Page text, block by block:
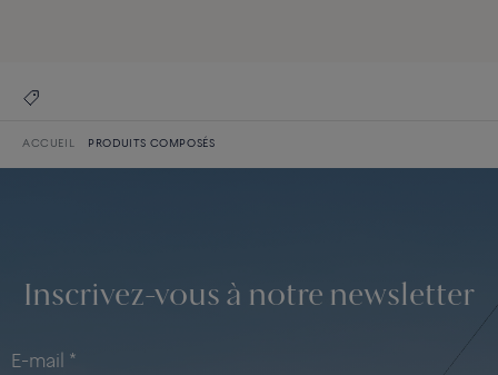
ACCUEIL PRODUITS COMPOSÉS
Inscrivez-vous à notre newsletter